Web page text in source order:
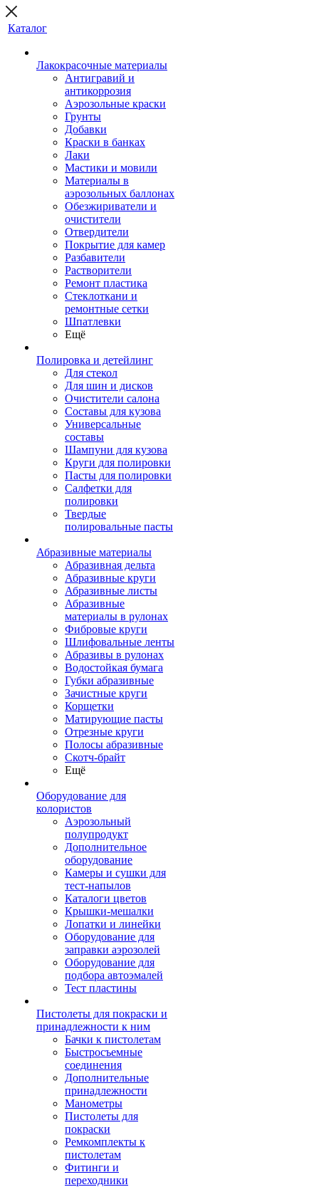
Каталог
Лакокрасочные материалы
Антигравий и
антикоррозия
Аэрозольные краски
Грунты
Добавки
Краски в банках
Лаки
Мастики и мовили
Материалы в
аэрозольных баллонах
Обезжириватели и
очистители
Отвердители
Покрытие для камер
Разбавители
Растворители
Ремонт пластика
Стеклоткани и
ремонтные сетки
Шпатлевки
Ещё
Полировка и детейлинг
Для стекол
Для шин и дисков
Очистители салона
Составы для кузова
Универсальные
составы
Шампуни для кузова
Круги для полировки
Пасты для полировки
Салфетки для
полировки
Твердые
полировальные пасты
Абразивные материалы
Абразивная дельта
Абразивные круги
Абразивные листы
Абразивные
материалы в рулонах
Фибровые круги
Шлифовальные ленты
Абразивы в рулонах
Водостойкая бумага
Губки абразивные
Зачистные круги
Корщетки
Матирующие пасты
Отрезные круги
Полосы абразивные
Скотч-брайт
Ещё
Оборудование для
колористов
Аэрозольный
полупродукт
Дополнительное
оборудование
Камеры и сушки для
тест-напылов
Каталоги цветов
Крышки-мешалки
Лопатки и линейки
Оборудование для
заправки аэрозолей
Оборудование для
подбора автоэмалей
Тест пластины
Пистолеты для покраски и
принадлежности к ним
Бачки к пистолетам
Быстросъемные
соединения
Дополнительные
принадлежности
Манометры
Пистолеты для
покраски
Ремкомплекты к
пистолетам
Фитинги и
переходники